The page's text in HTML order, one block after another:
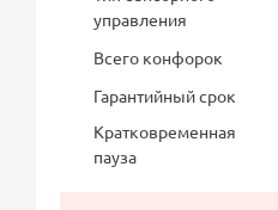
управления
Всего конфорок
Гарантийный срок
Кратковременная
пауза